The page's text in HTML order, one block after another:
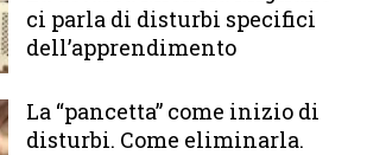
ci parla di disturbi specifici
dell’apprendimento
La “pancetta” come inizio di
disturbi. Come eliminarla.